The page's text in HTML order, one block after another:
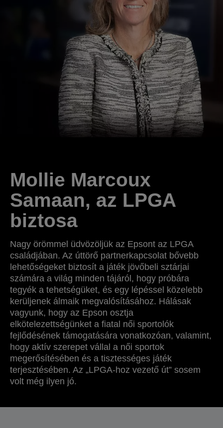
Mollie Marcoux
Samaan, az LPGA
biztosa
Nagy örömmel üdvözöljük az Epsont az LPGA
családjában. Az úttörő partnerkapcsolat bővebb
lehetőségeket biztosít a játék jövőbeli sztárjai
számára a világ minden tájáról, hogy próbára
tegyék a tehetségüket, és egy lépéssel közelebb
kerüljenek álmaik megvalósításához. Hálásak
vagyunk, hogy az Epson osztja
elkötelezettségünket a fiatal női sportolók
fejlődésének támogatására vonatkozóan, valamint,
hogy aktív szerepet vállal a női sportok
megerősítésében és a tisztességes játék
terjesztésében. Az „LPGA-hoz vezető út” sosem
volt még ilyen jó.